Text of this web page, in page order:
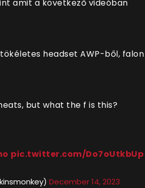
amit a következő videóban
headset AWP-ből, falon
but what the f is this?
pic.twitter.com/Do7oUtkbUp
December 14, 2023